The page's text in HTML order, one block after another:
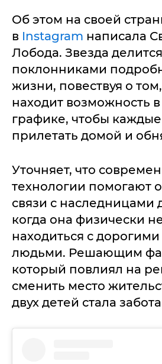
Об этом на своей
в Instagram написала
Лобода. Звезда
поклонниками
жизни, повествуя о
находит возможность
графике, чтобы
прилетать домой и
Уточняет, что
технологии помогают
связи с наследницами
когда она физически
находиться с
людьми. Решающим
который повлиял на
сменить место
двух детей стала